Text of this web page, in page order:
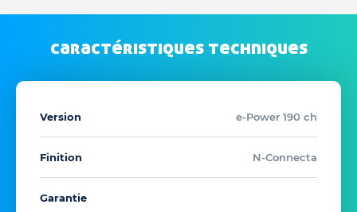
caractéristiques techniques
Version e-Power 190 ch
Finition N-Connecta
Garantie